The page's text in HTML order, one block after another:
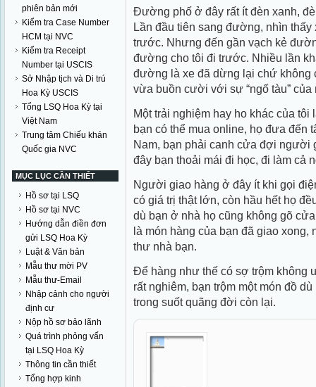
phiên bản mới
Kiểm tra Case Number
HCM tại NVC
Kiểm tra Receipt
Number tại USCIS
Sở Nhập tịch và Di trú
Hoa Kỳ USCIS
Tổng LSQ Hoa Kỳ tại
Việt Nam
Trung tâm Chiếu khán
Quốc gia NVC
MỤC LỤC CẦN THIẾT
Hồ sơ tại LSQ
Hồ sơ tại NVC
Hướng dẫn điền đơn
gửi LSQ Hoa Kỳ
Luật & Văn bản
Mẫu thư mời PV
Mẫu thư-Email
Nhập cảnh cho người
định cư
Nộp hồ sơ bảo lãnh
Quá trình phỏng vấn
tại LSQ Hoa Kỳ
Thông tin cần thiết
Tổng hợp kinh
Đường phố ở đây rất ít đèn xanh,
Lần đầu tiên sang đường, nhìn
trước. Nhưng đến gần vạch kẻ
đường cho tôi đi trước. Nhiều lần
đường là xe đã dừng lại chứ
vừa buồn cười với sự “ngố tàu” của
Một trải nghiệm hay ho khác của
bạn có thể mua online, họ đưa đến
Nam, bạn phải canh cửa đợi người
đây bạn thoải mái đi học, đi làm cả
Người giao hàng ở đây ít khi gọi
có giá trị thật lớn, còn hầu hết họ
dù bạn ở nhà họ cũng không gõ
là món hàng của bạn đã giao
thư nhà bạn.
Để hàng như thế có sợ trộm không
rất nghiêm, bạn trộm một món đồ
trong suốt quãng đời còn lại.